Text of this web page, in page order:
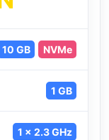
10 GB NVMe
1 GB
1 x 2.3 GHz